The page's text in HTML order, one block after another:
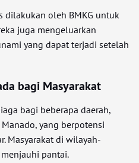
dilakukan oleh BMKG untuk
juga mengeluarkan
yang dapat terjadi setelah
bagi Masyarakat
bagi beberapa daerah,
yang berpotensi
Masyarakat di wilayah-
pantai.